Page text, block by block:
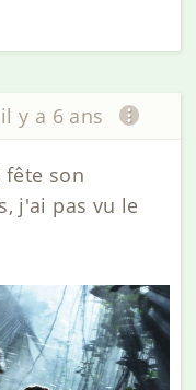
il y a 6 ans
fête son
j'ai pas vu le